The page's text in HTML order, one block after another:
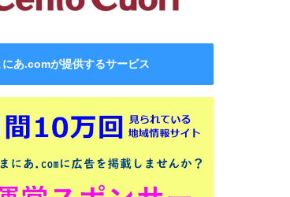
にあ.comが提供するサービス